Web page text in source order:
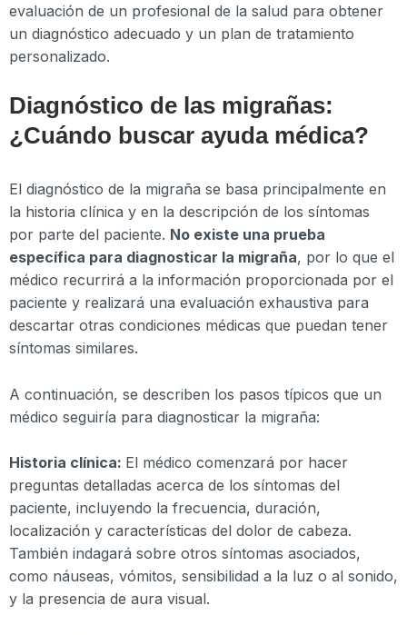
evaluación de un profesional de la salud para obtener
un diagnóstico adecuado y un plan de tratamiento
personalizado.
Diagnóstico de las migrañas:
¿Cuándo buscar ayuda médica?
El diagnóstico de la migraña se basa principalmente en
la historia clínica y en la descripción de los síntomas
por parte del paciente. No existe una prueba
específica para diagnosticar la migraña, por lo que el
médico recurrirá a la información proporcionada por el
paciente y realizará una evaluación exhaustiva para
descartar otras condiciones médicas que puedan tener
síntomas similares.
A continuación, se describen los pasos típicos que un
médico seguiría para diagnosticar la migraña:
Historia clínica: El médico comenzará por hacer
preguntas detalladas acerca de los síntomas del
paciente, incluyendo la frecuencia, duración,
localización y características del dolor de cabeza.
También indagará sobre otros síntomas asociados,
como náuseas, vómitos, sensibilidad a la luz o al sonido,
y la presencia de aura visual.